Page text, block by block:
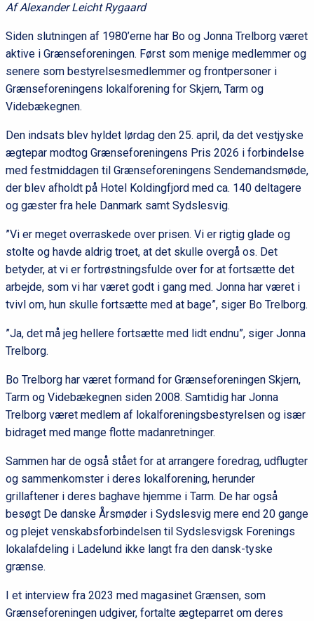
Af Alexander Leicht Rygaard
Siden slutningen af 1980’erne har Bo og Jonna Trelborg været
aktive i Grænseforeningen. Først som menige medlemmer og
senere som bestyrelsesmedlemmer og frontpersoner i
Grænseforeningens lokalforening for Skjern, Tarm og
Videbækegnen.
Den indsats blev hyldet lørdag den 25. april, da det vestjyske
ægtepar modtog Grænseforeningens Pris 2026 i forbindelse
med festmiddagen til Grænseforeningens Sendemandsmøde,
der blev afholdt på Hotel Koldingfjord med ca. 140 deltagere
og gæster fra hele Danmark samt Sydslesvig.
”Vi er meget overraskede over prisen. Vi er rigtig glade og
stolte og havde aldrig troet, at det skulle overgå os. Det
betyder, at vi er fortrøstningsfulde over for at fortsætte det
arbejde, som vi har været godt i gang med. Jonna har været i
tvivl om, hun skulle fortsætte med at bage”, siger Bo Trelborg.
”Ja, det må jeg hellere fortsætte med lidt endnu”, siger Jonna
Trelborg.
Bo Trelborg har været formand for Grænseforeningen Skjern,
Tarm og Videbækegnen siden 2008. Samtidig har Jonna
Trelborg været medlem af lokalforeningsbestyrelsen og især
bidraget med mange flotte madanretninger.
Sammen har de også stået for at arrangere foredrag, udflugter
og sammenkomster i deres lokalforening, herunder
grillaftener i deres baghave hjemme i Tarm. De har også
besøgt De danske Årsmøder i Sydslesvig mere end 20 gange
og plejet venskabsforbindelsen til Sydslesvigsk Forenings
lokalafdeling i Ladelund ikke langt fra den dansk-tyske
grænse.
I et interview fra 2023 med magasinet Grænsen, som
Grænseforeningen udgiver, fortalte ægteparret om deres